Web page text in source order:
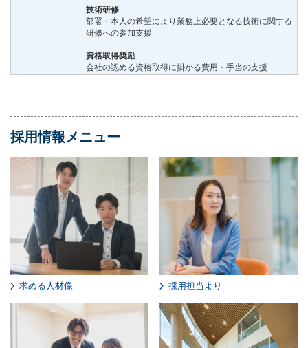
技術研修
部署・本人の希望により業務上必要となる技術に関する
研修への参加支援
資格取得奨励
会社の認める資格取得に掛かる費用・手当の支援
採用情報メニュー
求める人材像 採用担当より